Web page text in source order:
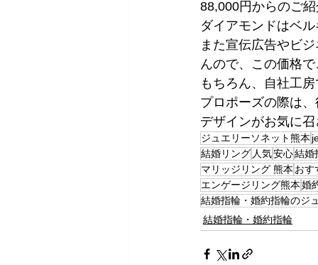
88,000円からのご
ダイアモンドはベ
また宣伝広告やビ
んので、この価格
もちろん、自社工
プロポーズの際は
デザインがお気に
ジュエリーソネット熊本
結婚リング 人気安心結婚
マリッジリング 熊本 おす
エンゲージリング熊本婚
結婚指輪・婚約指輪のジ
結婚指輪・婚約指輪